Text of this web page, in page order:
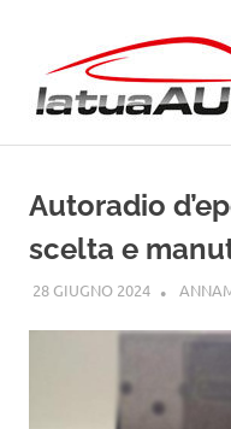
contenuto
Autoradio
scelta e
28 GIUGNO 2024